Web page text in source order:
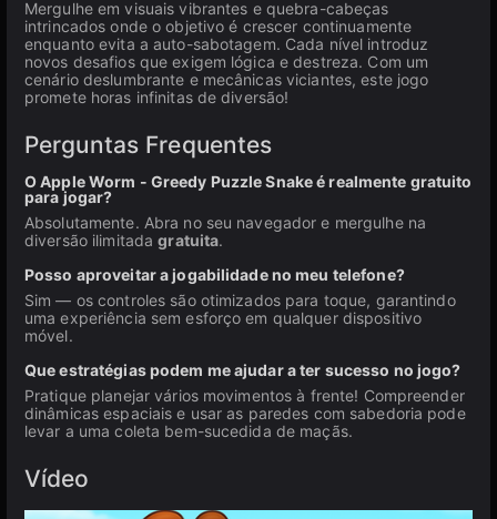
Mergulhe em visuais vibrantes e quebra-cabeças
intrincados onde o objetivo é crescer continuamente
enquanto evita a auto-sabotagem. Cada nível introduz
novos desafios que exigem lógica e destreza. Com um
cenário deslumbrante e mecânicas viciantes, este jogo
promete horas infinitas de diversão!
Perguntas Frequentes
O Apple Worm - Greedy Puzzle Snake é realmente gratuito
para jogar?
Absolutamente. Abra no seu navegador e mergulhe na
diversão ilimitadagratuita.
Posso aproveitar a jogabilidade no meu telefone?
Sim — os controles são otimizados para toque, garantindo
uma experiência sem esforço em qualquer dispositivo
móvel.
Que estratégias podem me ajudar a ter sucesso no jogo?
Pratique planejar vários movimentos à frente! Compreender
dinâmicas espaciais e usar as paredes com sabedoria pode
levar a uma coleta bem-sucedida de maçãs.
Vídeo